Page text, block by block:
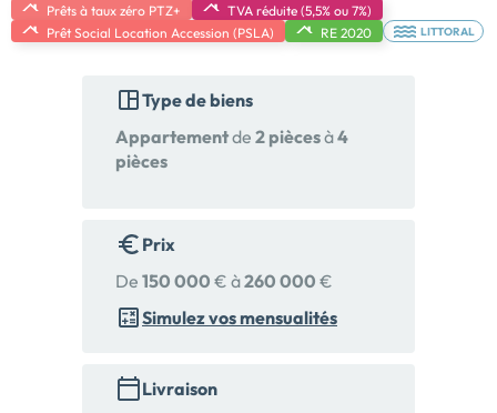
Prêts à taux zéro PTZ+
TVA réduite (5,5% ou 7%)
Prêt Social Location Accession (PSLA)
RE 2020 LITTORAL
Type de biens
Appartementde 2 piècesà4
pièces
Prix
De 150 000 € à260 000 €
Simulez vos mensualités
Livraison